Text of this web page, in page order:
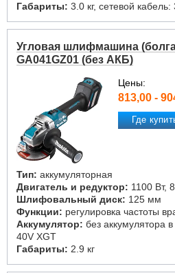
Габариты: 3.0 кг, сетевой
Угловая шлифмашина
GA041GZ01 (без АКБ)
Цены:
813,00 -
Где
Тип: аккумуляторная
Двигатель и редуктор: 1100 Вт,
Шлифовальный диск: 125 мм
Функции: регулировка частоты
Аккумулятор: без аккумулятора
40V XGT
Габариты: 2.9 кг